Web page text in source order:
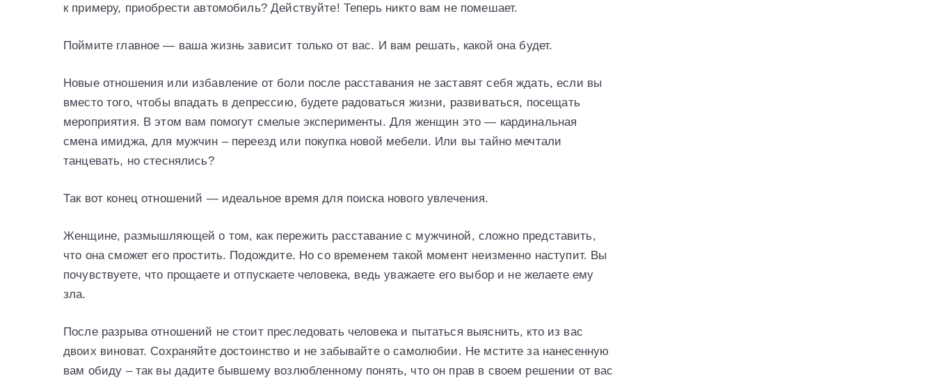
к примеру, приобрести автомобиль? Действуйте! Теперь никто вам не помешает.
Поймите главное — ваша жизнь зависит только от вас. И вам решать, какой она будет.
Новые отношения или избавление от боли после расставания не заставят себя ждать, если вы
вместо того, чтобы впадать в депрессию, будете радоваться жизни, развиваться, посещать
мероприятия. В этом вам помогут смелые эксперименты. Для женщин это — кардинальная
смена имиджа, для мужчин – переезд или покупка новой мебели. Или вы тайно мечтали
танцевать, но стеснялись?
Так вот конец отношений — идеальное время для поиска нового увлечения.
Женщине, размышляющей о том, как пережить расставание с мужчиной, сложно представить,
что она сможет его простить. Подождите. Но со временем такой момент неизменно наступит. Вы
почувствуете, что прощаете и отпускаете человека, ведь уважаете его выбор и не желаете ему
зла.
После разрыва отношений не стоит преследовать человека и пытаться выяснить, кто из вас
двоих виноват. Сохраняйте достоинство и не забывайте о самолюбии. Не мстите за нанесенную
вам обиду – так вы дадите бывшему возлюбленному понять, что он прав в своем решении от вас